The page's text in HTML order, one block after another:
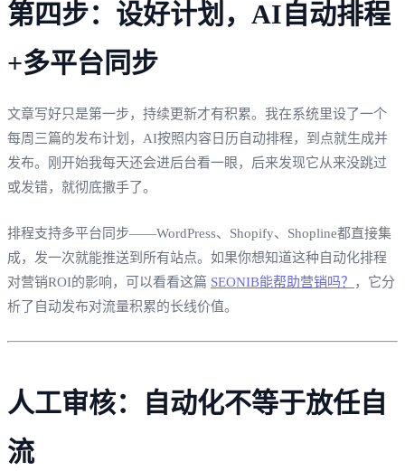
第四步：设好计划，AI自动排程
+多平台同步
文章写好只是第一步，持续更新才有积累。我在系统里设了一个
每周三篇的发布计划，AI按照内容日历自动排程，到点就生成并
发布。刚开始我每天还会进后台看一眼，后来发现它从来没跳过
或发错，就彻底撒手了。
排程支持多平台同步——WordPress、Shopify、Shopline都直接集
成，发一次就能推送到所有站点。如果你想知道这种自动化排程
对营销ROI的影响，可以看看这篇 SEONIB能帮助营销吗？
，它分
析了自动发布对流量积累的长线价值。
人工审核：自动化不等于放任自
流